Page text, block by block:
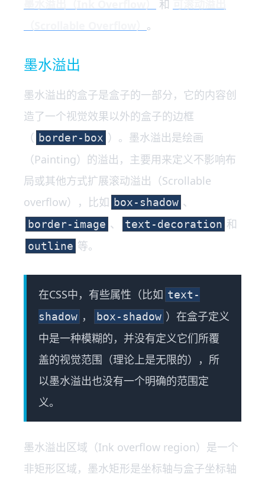
和
。
墨水溢出
墨水溢出的盒子是盒子的一部分，它的内容创
造了一个视觉效果以外的盒子的边框
（ border-box ）。墨水溢出是绘画
（Painting）的溢出，主要用来定义不影响布
局或其他方式扩展滚动溢出（Scrollable
overflow），比如 box-shadow 、
border-image 、 text-decoration 和
outline 等。
在CSS中，有些属性（比如 text-
shadow ， box-shadow ）在盒子定义
中是一种模糊的，并没有定义它们所覆
盖的视觉范围（理论上是无限的），所
以墨水溢出也没有一个明确的范围定
义。
墨水溢出区域（Ink overflow region）是一个
非矩形区域，墨水矩形是坐标轴与盒子坐标轴